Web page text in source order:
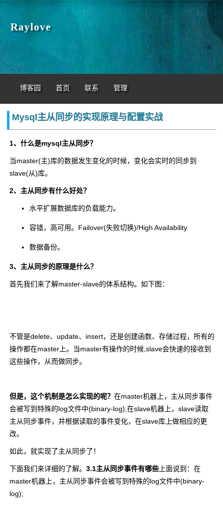
Raylove
博客园 首页 联系 管理
Mysql主从同步的实现原理与配置实战
1、什么是mysql主从同步？
当master(主)库的数据发生变化的时候，变化会实时的同步到
slave(从)库。
2、主从同步有什么好处？
水平扩展数据库的负载能力。
容错，高可用。Failover(失败切换)/High Availability
数据备份。
3、主从同步的原理是什么？
首先我们来了解master-slave的体系结构。如下图：
不管是delete、update、insert，还是创建函数、存储过程，所有的
操作都在master上。当master有操作的时候,slave会快速的接收到
这些操作，从而做同步。
但是，这个机制是怎么实现的呢？ 在master机器上，主从同步事件
会被写到特殊的log文件中(binary-log);在slave机器上，slave读取
主从同步事件，并根据读取的事件变化，在slave库上做相应的更
改。
如此，就实现了主从同步了！
下面我们来详细的了解。 3.1主从同步事件有哪些 上面说到：在
master机器上，主从同步事件会被写到特殊的log文件中(binary-
log);